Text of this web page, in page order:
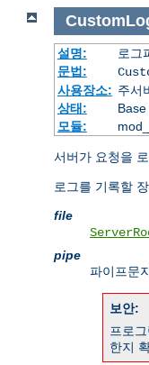
설명:
로그
문법:
사용장소: 주서
상태:
Base
모듈:
서버가 요청을
로그를 기록할
file
pipe
파이프문
보안:
프로
한지